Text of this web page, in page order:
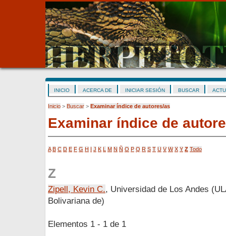
INICIO ACERCA DE INICIAR SESIÓN BUSCAR
Inicio > Buscar > Examinar índice de autores/as
Examinar índice de
A B C D E F G H I J K L M N Ñ O P Q R S T U V W X Y Z Todo
Z
Zipell, Kevin C., Universidad de Los Andes
Bolivariana de)
Elementos 1 - 1 de 1